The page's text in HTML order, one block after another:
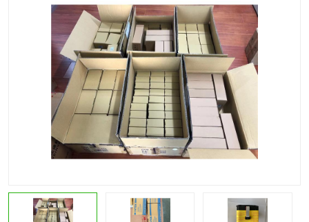
其他
安士能开关
克罗地亚 普洛菲斯触摸屏
魏德米勒继电器 施迈赛限位开关